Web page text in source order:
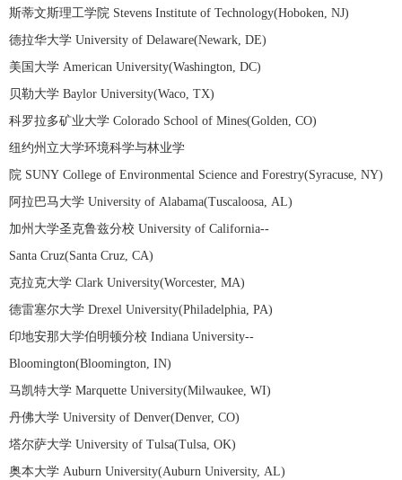
斯蒂文斯理工学院 Stevens Institute of Technology(Hoboken, NJ)
德拉华大学 University of Delaware(Newark, DE)
美国大学 American University(Washington, DC)
贝勒大学 Baylor University(Waco, TX)
科罗拉多矿业大学 Colorado School of Mines(Golden, CO)
纽约州立大学环境科学与林业学
院 SUNY College of Environmental Science and Forestry(Syracuse, NY)
阿拉巴马大学 University of Alabama(Tuscaloosa, AL)
加州大学圣克鲁兹分校 University of California--
Santa Cruz(Santa Cruz, CA)
克拉克大学 Clark University(Worcester, MA)
德雷塞尔大学 Drexel University(Philadelphia, PA)
印地安那大学伯明顿分校 Indiana University--
Bloomington(Bloomington, IN)
马凯特大学 Marquette University(Milwaukee, WI)
丹佛大学 University of Denver(Denver, CO)
塔尔萨大学 University of Tulsa(Tulsa, OK)
奥本大学 Auburn University(Auburn University, AL)